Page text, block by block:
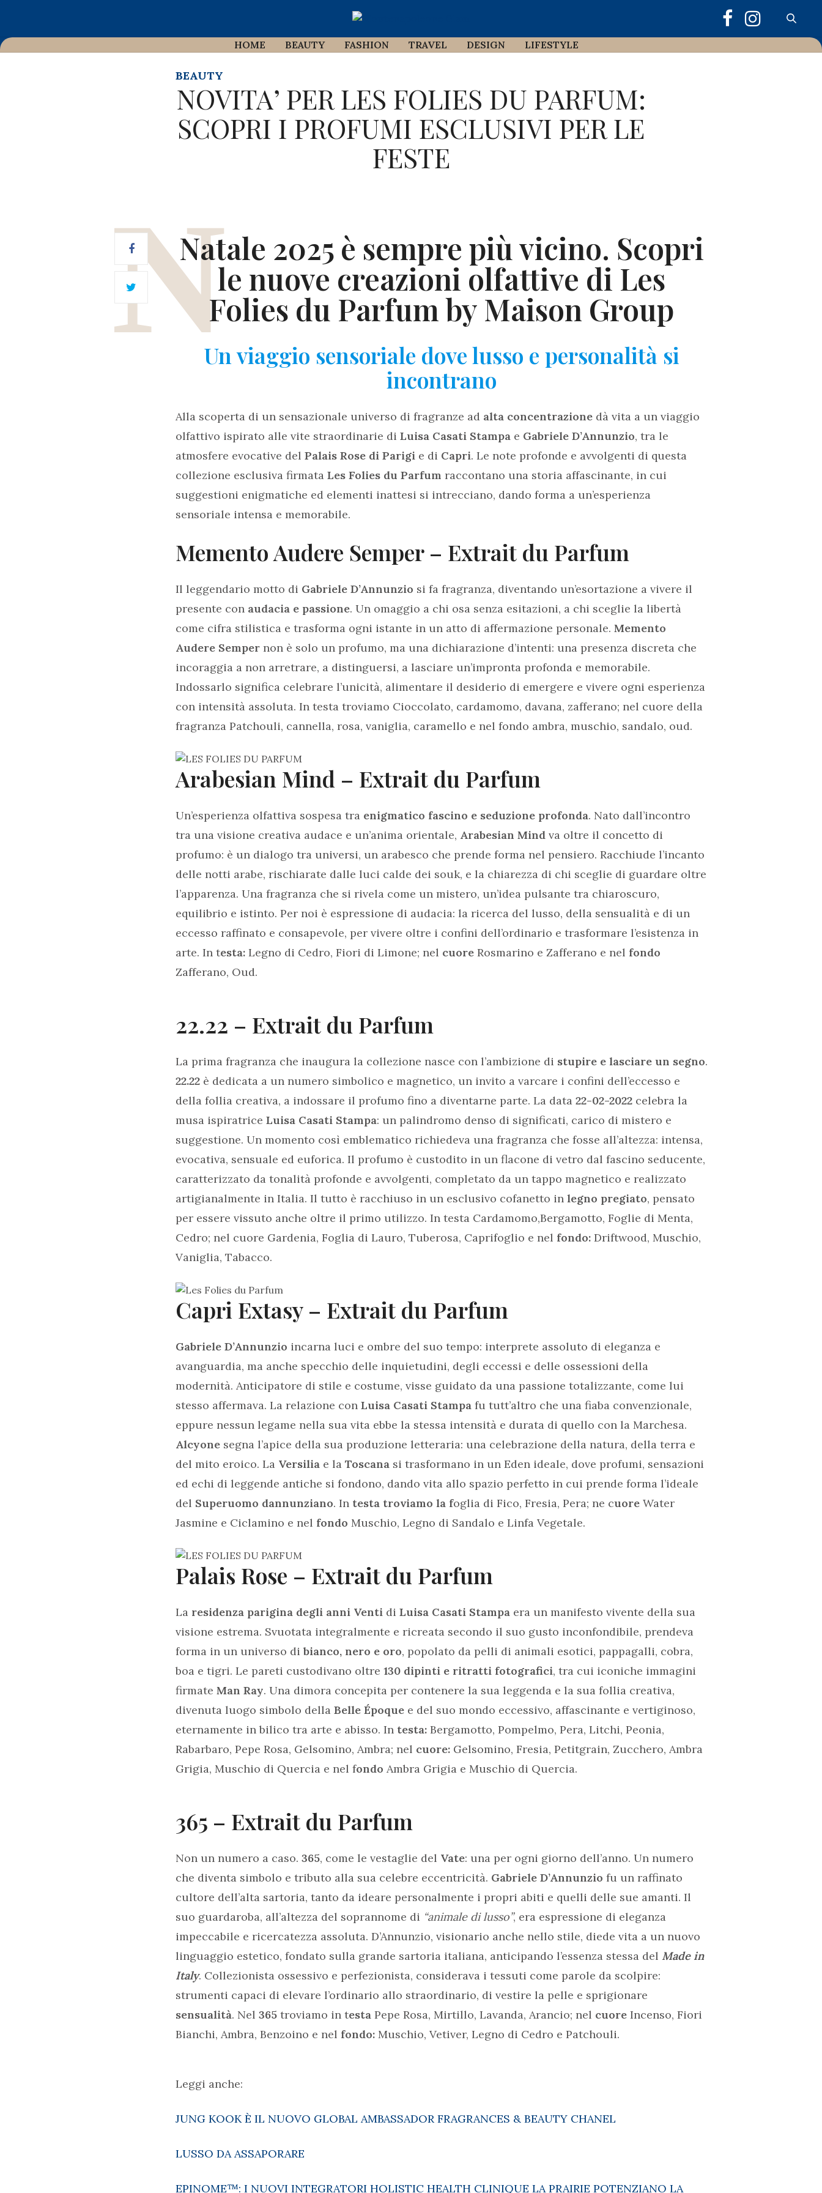
HOME BEAUTY FASHION TRAVEL DESIGN LIFESTYLE
BEAUTY
NOVITA’ PER LES FOLIES DU PARFUM:
SCOPRI I PROFUMI ESCLUSIVI PER LE
FESTE
Natale 2025 è sempre più vicino. Scopri
le nuove creazioni olfattive di Les
Folies du Parfum by Maison Group
Un viaggio sensoriale dove lusso e personalità si
incontrano
Alla scoperta di un sensazionale universo di fragranze ad alta concentrazione dà vita a un viaggio
olfattivo ispirato alle vite straordinarie di Luisa Casati Stampa e Gabriele D’Annunzio, tra le
atmosfere evocative del Palais Rose di Parigi e di Capri. Le note profonde e avvolgenti di questa
collezione esclusiva firmata Les Folies du Parfum raccontano una storia affascinante, in cui
suggestioni enigmatiche ed elementi inattesi si intrecciano, dando forma a un’esperienza
sensoriale intensa e memorabile.
Memento Audere Semper – Extrait du Parfum
Il leggendario motto di Gabriele D’Annunzio si fa fragranza, diventando un’esortazione a vivere il
presente con audacia e passione. Un omaggio a chi osa senza esitazioni, a chi sceglie la libertà
come cifra stilistica e trasforma ogni istante in un atto di affermazione personale. Memento
Audere Semper non è solo un profumo, ma una dichiarazione d’intenti: una presenza discreta che
incoraggia a non arretrare, a distinguersi, a lasciare un’impronta profonda e memorabile.
Indossarlo significa celebrare l’unicità, alimentare il desiderio di emergere e vivere ogni esperienza
con intensità assoluta. In testa troviamo Cioccolato, cardamomo, davana, zafferano; nel cuore della
fragranza Patchouli, cannella, rosa, vaniglia, caramello e nel fondo ambra, muschio, sandalo, oud.
Arabesian Mind – Extrait du Parfum
Un’esperienza olfattiva sospesa tra enigmatico fascino e seduzione profonda. Nato dall’incontro
tra una visione creativa audace e un’anima orientale, Arabesian Mind va oltre il concetto di
profumo: è un dialogo tra universi, un arabesco che prende forma nel pensiero. Racchiude l’incanto
delle notti arabe, rischiarate dalle luci calde dei souk, e la chiarezza di chi sceglie di guardare oltre
l’apparenza. Una fragranza che si rivela come un mistero, un’idea pulsante tra chiaroscuro,
equilibrio e istinto. Per noi è espressione di audacia: la ricerca del lusso, della sensualità e di un
eccesso raffinato e consapevole, per vivere oltre i confini dell’ordinario e trasformare l’esistenza in
arte. In testa: Legno di Cedro, Fiori di Limone; nel cuore Rosmarino e Zafferano e nel fondo
Zafferano, Oud.
22.22 – Extrait du Parfum
La prima fragranza che inaugura la collezione nasce con l’ambizione di stupire e lasciare un segno.
22.22 è dedicata a un numero simbolico e magnetico, un invito a varcare i confini dell’eccesso e
della follia creativa, a indossare il profumo fino a diventarne parte. La data 22-02-2022 celebra la
musa ispiratrice Luisa Casati Stampa: un palindromo denso di significati, carico di mistero e
suggestione. Un momento così emblematico richiedeva una fragranza che fosse all’altezza: intensa,
evocativa, sensuale ed euforica. Il profumo è custodito in un flacone di vetro dal fascino seducente,
caratterizzato da tonalità profonde e avvolgenti, completato da un tappo magnetico e realizzato
artigianalmente in Italia. Il tutto è racchiuso in un esclusivo cofanetto in legno pregiato, pensato
per essere vissuto anche oltre il primo utilizzo. In testa Cardamomo,Bergamotto, Foglie di Menta,
Cedro; nel cuore Gardenia, Foglia di Lauro, Tuberosa, Caprifoglio e nel fondo: Driftwood, Muschio,
Vaniglia, Tabacco.
Capri Extasy – Extrait du Parfum
Gabriele D’Annunzio incarna luci e ombre del suo tempo: interprete assoluto di eleganza e
avanguardia, ma anche specchio delle inquietudini, degli eccessi e delle ossessioni della
modernità. Anticipatore di stile e costume, visse guidato da una passione totalizzante, come lui
stesso affermava. La relazione con Luisa Casati Stampa fu tutt’altro che una fiaba convenzionale,
eppure nessun legame nella sua vita ebbe la stessa intensità e durata di quello con la Marchesa.
Alcyone segna l’apice della sua produzione letteraria: una celebrazione della natura, della terra e
del mito eroico. La Versilia e la Toscana si trasformano in un Eden ideale, dove profumi, sensazioni
ed echi di leggende antiche si fondono, dando vita allo spazio perfetto in cui prende forma l’ideale
del Superuomo dannunziano. In testa troviamo la foglia di Fico, Fresia, Pera; ne cuore Water
Jasmine e Ciclamino e nel fondo Muschio, Legno di Sandalo e Linfa Vegetale.
Palais Rose – Extrait du Parfum
La residenza parigina degli anni Venti di Luisa Casati Stampa era un manifesto vivente della sua
visione estrema. Svuotata integralmente e ricreata secondo il suo gusto inconfondibile, prendeva
forma in un universo dibianco, nero e oro, popolato da pelli di animali esotici, pappagalli, cobra,
boa e tigri. Le pareti custodivano oltre 130 dipinti e ritratti fotografici, tra cui iconiche immagini
firmate Man Ray. Una dimora concepita per contenere la sua leggenda e la sua follia creativa,
divenuta luogo simbolo della Belle Époque e del suo mondo eccessivo, affascinante e vertiginoso,
eternamente in bilico tra arte e abisso. In testa: Bergamotto, Pompelmo, Pera, Litchi, Peonia,
Rabarbaro, Pepe Rosa, Gelsomino, Ambra; nel cuore: Gelsomino, Fresia, Petitgrain, Zucchero, Ambra
Grigia, Muschio di Quercia e nel fondo Ambra Grigia e Muschio di Quercia.
365 – Extrait du Parfum
Non un numero a caso. 365, come le vestaglie del Vate: una per ogni giorno dell’anno. Un numero
che diventa simbolo e tributo alla sua celebre eccentricità. Gabriele D’Annunzio fu un raffinato
cultore dell’alta sartoria, tanto da ideare personalmente i propri abiti e quelli delle sue amanti. Il
suo guardaroba, all’altezza del soprannome di “animale di lusso”, era espressione di eleganza
impeccabile e ricercatezza assoluta. D’Annunzio, visionario anche nello stile, diede vita a un nuovo
linguaggio estetico, fondato sulla grande sartoria italiana, anticipando l’essenza stessa del Made in
Italy. Collezionista ossessivo e perfezionista, considerava i tessuti come parole da scolpire:
strumenti capaci di elevare l’ordinario allo straordinario, di vestire la pelle e sprigionare
sensualità. Nel 365 troviamo in testa Pepe Rosa, Mirtillo, Lavanda, Arancio; nel cuore Incenso, Fiori
Bianchi, Ambra, Benzoino e nel fondo: Muschio, Vetiver, Legno di Cedro e Patchouli.
Leggi anche:
JUNG KOOK È IL NUOVO GLOBAL AMBASSADOR FRAGRANCES & BEAUTY CHANEL
LUSSO DA ASSAPORARE
EPINOME™: I NUOVI INTEGRATORI HOLISTIC HEALTH CLINIQUE LA PRAIRIE POTENZIANO LA